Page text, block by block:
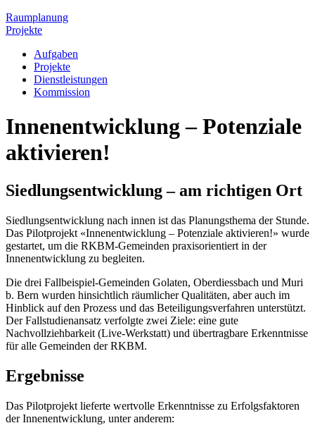
Raumplanung
Projekte
Aufgaben
Projekte
Dienstleistungen
Kommission
Innenentwicklung – Potenziale
aktivieren!
Siedlungsentwicklung – am richtigen Ort
Siedlungsentwicklung nach innen ist das Planungsthema der Stunde.
Das Pilotprojekt «Innenentwicklung – Potenziale aktivieren!» wurde
gestartet, um die RKBM-Gemeinden praxisorientiert in der
Innenentwicklung zu begleiten.
Die drei Fallbeispiel-Gemeinden Golaten, Oberdiessbach und Muri
b. Bern wurden hinsichtlich räumlicher Qualitäten, aber auch im
Hinblick auf den Prozess und das Beteiligungsverfahren unterstützt.
Der Fallstudienansatz verfolgte zwei Ziele: eine gute
Nachvollziehbarkeit (Live-Werkstatt) und übertragbare Erkenntnisse
für alle Gemeinden der RKBM.
Ergebnisse
Das Pilotprojekt lieferte wertvolle Erkenntnisse zu Erfolgsfaktoren
der Innenentwicklung, unter anderem: